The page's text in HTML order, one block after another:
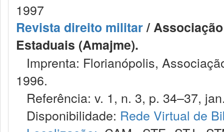
1997
Revista direito militar/
Estaduais (Amajme).
Imprenta: Florianópolis,
1996.
Referência: v. 1, n. 3, p. 34–37,
Disponibilidade: Rede Virtual de